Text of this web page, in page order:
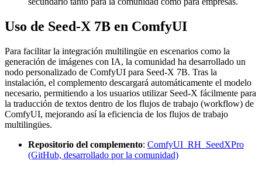
Uso de Seed-X 7B en ComfyUI
Para facilitar la integración multilingüe en escenarios como la
generación de imágenes con IA, la comunidad ha desarrollado un
nodo personalizado de ComfyUI para Seed-X 7B. Tras la
instalación, el complemento descargará automáticamente el modelo
necesario, permitiendo a los usuarios utilizar Seed-X fácilmente para
la traducción de textos dentro de los flujos de trabajo (workflow) de
ComfyUI, mejorando así la eficiencia de los flujos de trabajo
multilingües.
Repositorio del complemento: ComfyUI_RH_SeedXPro
(GitHub, desarrollado por la comunidad)